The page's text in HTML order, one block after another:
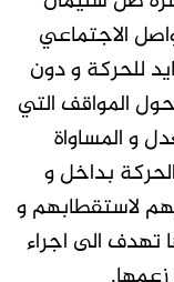
الاجتماعي
للحركة و دون
المواقف التي
و المساواة
بداخل و
لاستقطابهم و
تهدف الى اجراء